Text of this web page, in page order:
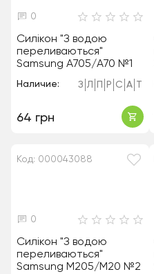
0
Силікон "З водою
переливаються"
Samsung A705/A70 №1
Наличие: З Л Р С А
64 грн
Код: 000043088
0
Силікон "З водою
переливаються"
Samsung M205/M20 №2